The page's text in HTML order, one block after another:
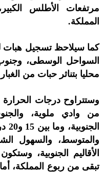
مرتفعات الأطلس
المملكة.
كما سيلاحظ تسجيل هبات
السواحل الوسطى،
محليا بتناثر حبات من
من وادي ملوية،
والمتوسط، والسهول
تبقى من ربوع المملكة،